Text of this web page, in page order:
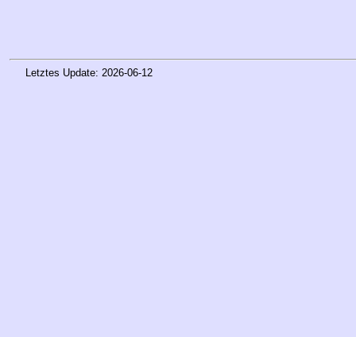
Letztes Update: 2026-06-12